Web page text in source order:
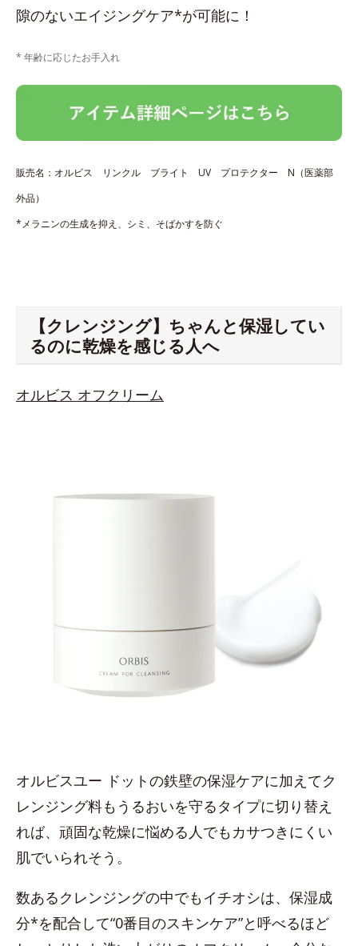
隙のないエイジングケア*が可能に！
* 年齢に応じたお手入れ
販売名：オルビス リンクル ブライト UV プロテクター N（医薬部
外品）
*メラニンの生成を抑え、シミ、そばかすを防ぐ
【クレンジング】ちゃんと保湿してい
るのに乾燥を感じる人へ
オルビス オフクリーム
オルビスユー ドットの鉄壁の保湿ケアに加えてク
レンジング料もうるおいを守るタイプに切り替え
れば、頑固な乾燥に悩める人でもカサつきにくい
肌でいられそう。
数あるクレンジングの中でもイチオシは、保湿成
分*を配合して“0番目のスキンケア”と呼べるほど